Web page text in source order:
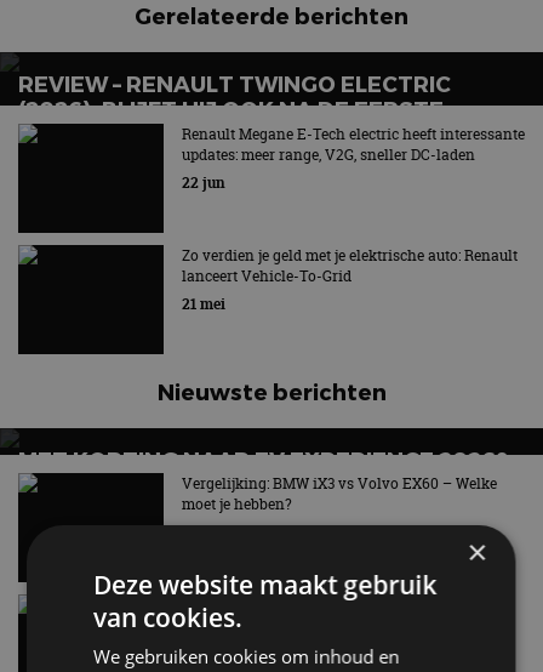
Gerelateerde berichten
REVIEW – RENAULT TWINGO ELECTRIC
(2026): BLIJFT HIJ OOK NA DE EERSTE
GLIMLACH LEUK?Renault Megane E-Tech electric heeft interessante
updates: meer range, V2G, sneller DC-laden
22 jun
Zo verdien je geld met je elektrische auto: Renault
lanceert Vehicle-To-Grid
21 mei
Nieuwste berichten
MET KORTING NAAR EV EXPERIENCE 2026?
AUTORAI REGELT HET!
EV Experience 2026 van 24 tot 26 september
Vergelijking: BMW iX3 vs Volvo EX60 – Welke
moet je hebben?
28 mei
Gespot: een Chevrolet Corvette Z06
15:38
×
Deze website maakt gebruik
van cookies.
We gebruiken cookies om inhoud en